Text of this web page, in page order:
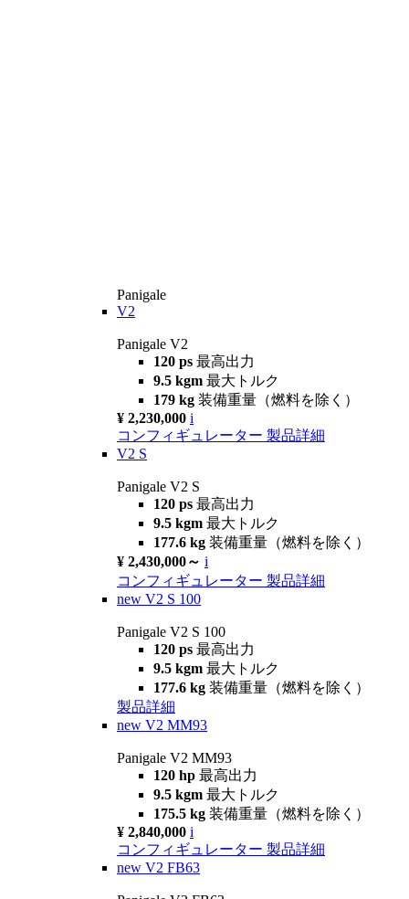
Panigale
V2
Panigale V2
120 ps 最高出力
9.5 kgm 最大トルク
179 kg 装備重量（燃料を除く）
¥ 2,230,000 i
コンフィギュレーター 製品詳細
V2 S
Panigale V2 S
120 ps 最高出力
9.5 kgm 最大トルク
177.6 kg 装備重量（燃料を除く）
¥ 2,430,000～ i
コンフィギュレーター 製品詳細
new V2 S 100
Panigale V2 S 100
120 ps 最高出力
9.5 kgm 最大トルク
177.6 kg 装備重量（燃料を除く）
製品詳細
new V2 MM93
Panigale V2 MM93
120 hp 最高出力
9.5 kgm 最大トルク
175.5 kg 装備重量（燃料を除く）
¥ 2,840,000 i
コンフィギュレーター 製品詳細
new V2 FB63